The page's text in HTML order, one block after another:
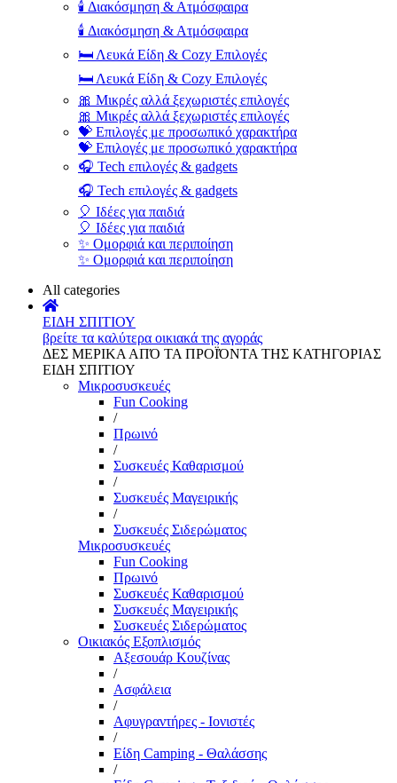
🕯️ Διακόσμηση & Ατμόσφαιρα
🕯️ Διακόσμηση & Ατμόσφαιρα
🛏️ Λευκά Είδη & Cozy Επιλογές
🛏️ Λευκά Είδη & Cozy Επιλογές
🎀 Μικρές αλλά ξεχωριστές επιλογές
🎀 Μικρές αλλά ξεχωριστές επιλογές
💝 Επιλογές με προσωπικό χαρακτήρα
💝 Επιλογές με προσωπικό χαρακτήρα
🎧 Tech επιλογές & gadgets
🎧 Tech επιλογές & gadgets
🎈 Ιδέες για παιδιά
🎈 Ιδέες για παιδιά
✨ Ομορφιά και περιποίηση
✨ Ομορφιά και περιποίηση
All categories
ΕΙΔΗ ΣΠΙΤΙΟΥ
βρείτε τα καλύτερα οικιακά της αγοράς
ΔΕΣ ΜΕΡΙΚΑ ΑΠΌ ΤΑ ΠΡΟΪΌΝΤΑ ΤΗΣ ΚΑΤΗΓΟΡΙΑΣ
ΕΙΔΗ ΣΠΙΤΙΟΥ
Μικροσυσκευές
Fun Cooking
/
Πρωινό
/
Συσκευές Καθαρισμού
/
Συσκευές Μαγειρικής
/
Συσκευές Σιδερώματος
Μικροσυσκευές
Fun Cooking
Πρωινό
Συσκευές Καθαρισμού
Συσκευές Μαγειρικής
Συσκευές Σιδερώματος
Οικιακός Εξοπλισμός
Αξεσουάρ Κουζίνας
/
Ασφάλεια
/
Αφυγραντήρες - Ιονιστές
/
Είδη Camping - Θαλάσσης
/